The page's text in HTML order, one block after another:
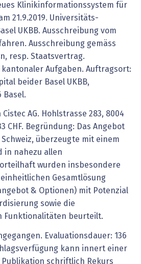
Klinikinformationssystem für
21.9.2019. Universitäts-
UKBB. Ausschreibung vom
Ausschreibung gemäss
resp. Staatsvertrag.
Aufgaben. Auftragsort:
beider Basel UKBB,
Basel.
AG. Hohlstrasse 283, 8004
CHF. Begründung: Das Angebot
Schweiz, überzeugte mit einem
in nahezu allen
wurden insbesondere
Gesamtlösung
& Optionen) mit Potenzial
sowie die
Funktionalitäten beurteilt.
Evaluationsdauer: 136
kann innert einer
Publikation schriftlich Rekurs